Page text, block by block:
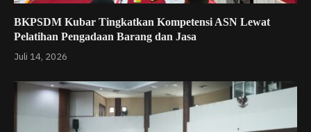
BKPSDM Kubar Tingkatkan Kompetensi ASN Lewat
Pelatihan Pengadaan Barang dan Jasa
Juli 14, 2026